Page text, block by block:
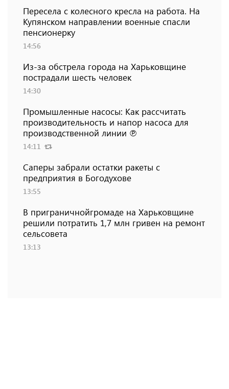
Пересела с колесного кресла на работа. На
Купянском направлении военные спасли
пенсионерку
14:56
Из-за обстрела города на Харьковщине
пострадали шесть человек
14:30
Промышленные насосы: Как рассчитать
производительность и напор насоса для
производственной линии ℗
14:11
Саперы забрали остатки ракеты с
предприятия в Богодухове
13:55
В приграничнойгромаде на Харьковщине
решили потратить 1,7 млн ​​гривен на ремонт
сельсовета
13:13